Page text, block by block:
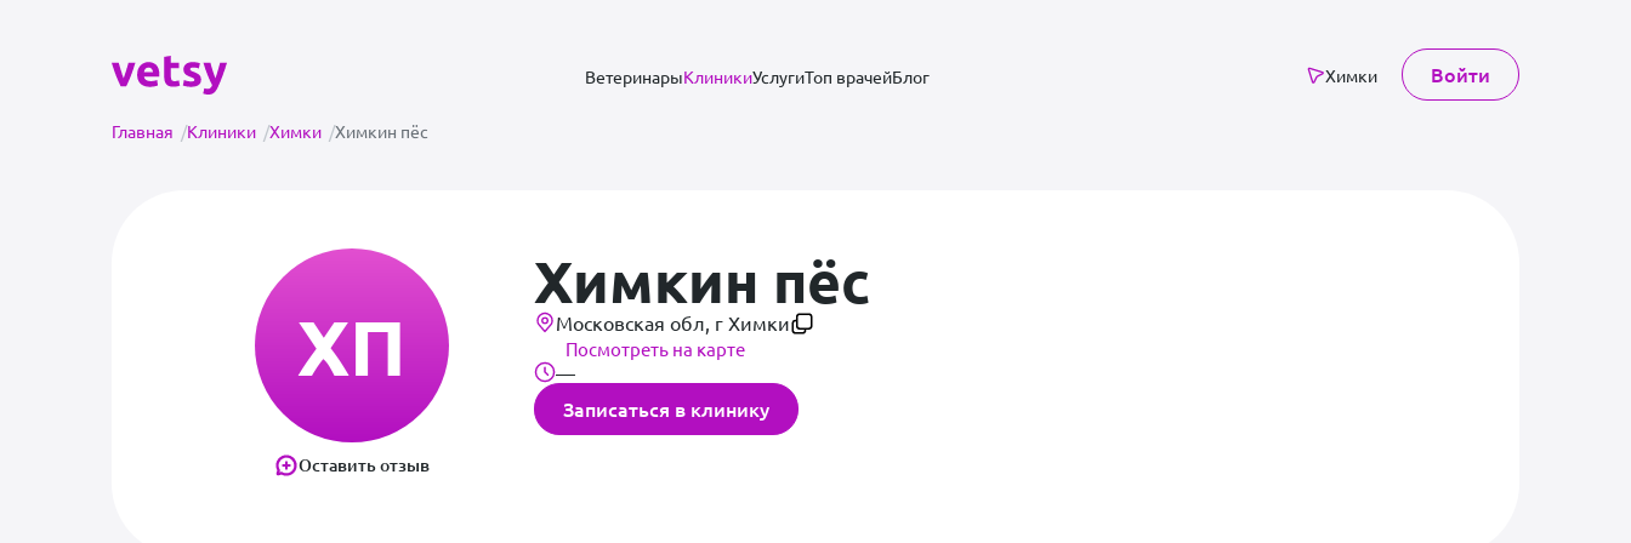
ВетеринарыКлиникиУслугиТоп врачейБлог Химки Войти
Главная /Клиники /Химки /Химкин пёс
ХП
Оставить отзыв
Химкин пёс
Московская обл, г Химки
Посмотреть на карте
—
Записаться в клинику